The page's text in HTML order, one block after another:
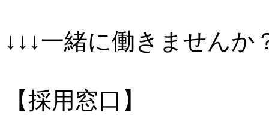
↓↓↓一緒に働きませんか
【採用窓口】